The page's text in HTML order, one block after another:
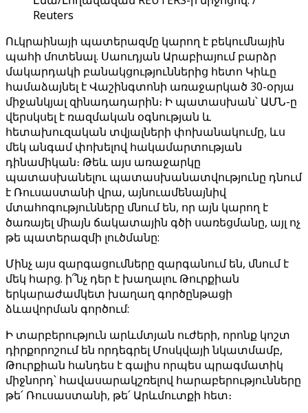
Reuters
Ուկրաինայի պատերազմը կարող է բեկումնային
պահի մոտենալ. Սաուդյան Արաբիայում բարձր
մակարդակի բանակցություններից հետո Կիևը
համաձայնել է Վաշինգտոնի առաջարկած 30-օրյա
միջանկյալ զինադադարին։ Ի պատասխան՝ ԱՄՆ-ը
վերսկսել է ռազմական օգնության և
հետախուզական տվյալների փոխանակումը, ևս
մեկ անգամ փոխելով հակամարտության
դինամիկան։ Թեև այս առաջարկը
պատասխանելու պատասխանատվությունը դնում
է Ռուսաստանի վրա, այնուամենայնիվ
մտահոգությունները մնում են, որ այն կարող է
ծառայել միայն ճակատային գծի սառեցմանը, այլ ոչ
թե պատերազմի լուծմանը:
Մինչ այս զարգացումները զարգանում են, մնում է
մեկ հարց. ի՞նչ դեր է խաղալու Թուրքիան
երկարաժամկետ խաղաղ գործընթացի
ձևավորման գործում:
Ի տարբերություն արևմտյան ուժերի, որոնք կոշտ
դիրքորոշում են որդեգրել Մոսկվայի նկատմամբ,
Թուրքիան հանդես է գալիս որպես պրագմատիկ
միջնորդ՝ հավասարակշռելով հարաբերությունները
թե՛ Ռուսաստանի, թե՛ Արևմուտքի հետ։